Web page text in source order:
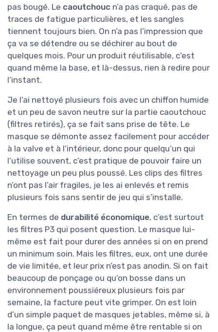
pas bougé. Le caoutchouc n’a pas craqué, pas de
traces de fatigue particulières, et les sangles
tiennent toujours bien. On n’a pas l’impression que
ça va se détendre ou se déchirer au bout de
quelques mois. Pour un produit réutilisable, c’est
quand même la base, et là-dessus, rien à redire pour
l’instant.
Je l’ai nettoyé plusieurs fois avec un chiffon humide
et un peu de savon neutre sur la partie caoutchouc
(filtres retirés), ça se fait sans prise de tête. Le
masque se démonte assez facilement pour accéder
à la valve et à l’intérieur, donc pour quelqu’un qui
l’utilise souvent, c’est pratique de pouvoir faire un
nettoyage un peu plus poussé. Les clips des filtres
n’ont pas l’air fragiles, je les ai enlevés et remis
plusieurs fois sans sentir de jeu qui s’installe.
En termes de durabilité économique, c’est surtout
les filtres P3 qui posent question. Le masque lui-
même est fait pour durer des années si on en prend
un minimum soin. Mais les filtres, eux, ont une durée
de vie limitée, et leur prix n’est pas anodin. Si on fait
beaucoup de ponçage ou qu’on bosse dans un
environnement poussiéreux plusieurs fois par
semaine, la facture peut vite grimper. On est loin
d’un simple paquet de masques jetables, même si, à
la longue, ça peut quand même être rentable si on